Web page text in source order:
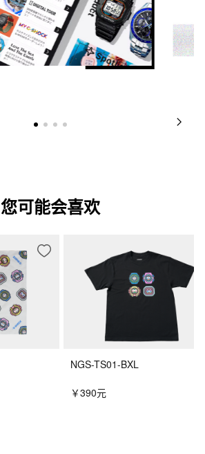
您可能会喜欢
NGS-TS01-BXL
￥390元